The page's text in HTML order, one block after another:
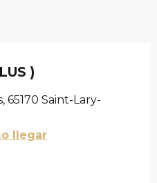
)
65170 Saint-Lary-
llegar